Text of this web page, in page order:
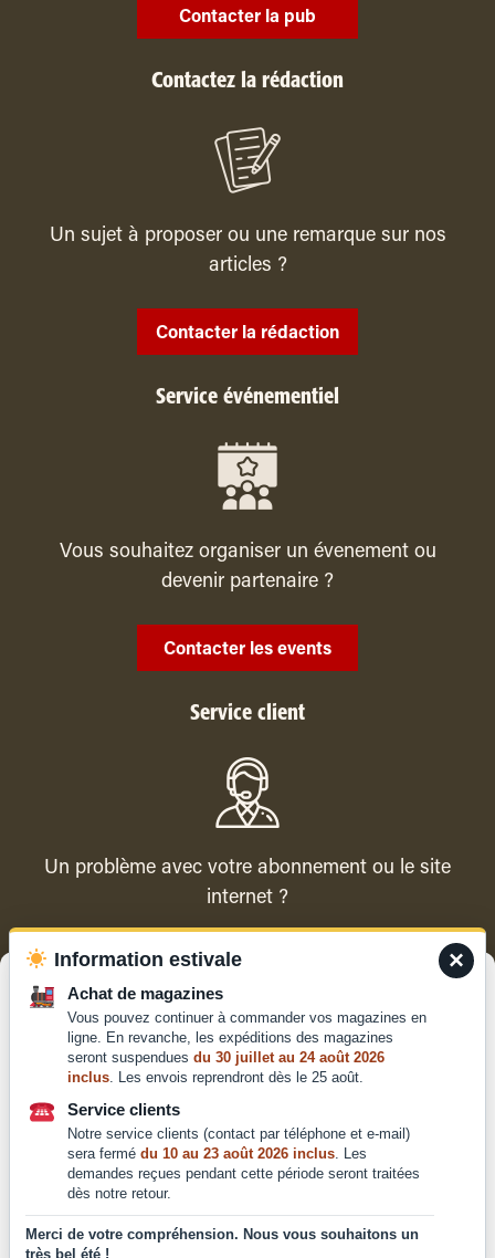
Pour offrir les meilleures expériences, nous utilisons des technologies
telles que les cookies pour stocker et/ou accéder aux informations des
appareils. Le fait de consentir à ces technologies nous permettra de
traiter des données telles que le comportement de navigation ou les ID
uniques sur ce site. Le fait de ne pas consentir ou de retirer son
consentement peut avoir un effet négatif sur certaines caractéristiques
et fonctions.
Accepter
Contacter la pub
Contactez la rédaction
Un sujet à proposer ou une remarque sur nos
articles ?
Contacter la rédaction
Service événementiel
Vous souhaitez organiser un évenement ou
devenir partenaire ?
Contacter les events
Service client
Un problème avec votre abonnement ou le site
internet ?
Contacter le service client
Mentions légales
Conditions générales de
vente et d'utilisation
confidentialité
×
Information estivale
Achat de magazines
Vous pouvez continuer à commander vos magazines en
ligne. En revanche, les expéditions des magazines
seront suspendues du 30 juillet au 24 août 2026
inclus. Les envois reprendront dès le 25 août.
Service clients
Notre service clients (contact par téléphone et e-mail)
sera fermé du 10 au 23 août 2026 inclus. Les
demandes reçues pendant cette période seront traitées
dès notre retour.
Merci de votre compréhension. Nous vous souhaitons un
très bel été !